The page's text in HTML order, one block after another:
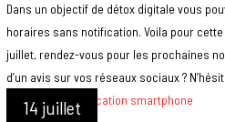
Dans un objectif de détox digitale vous
horaires sans notification. Voila pour
juillet, rendez-vous pour les prochaines
d’un avis sur vos réseaux sociaux ?
14 juillet